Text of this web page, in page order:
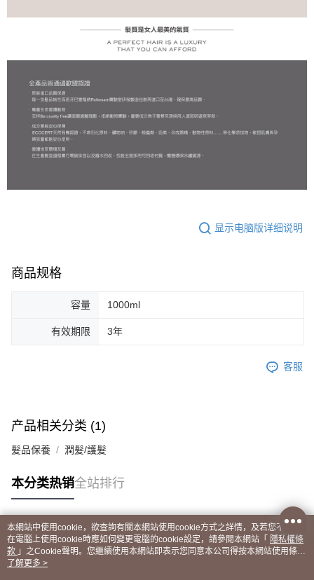
显示电脑版详细说明
商品规格
容量 1000ml
有效期限 3年
客服
产品相关分类 (1)
髮品保養 潤髮/護髮
本分类热销全站排行
热门标签
本網站中使用cookie，欲查詢有關本網站使用cookie方式之詳情，及若您不希望
在電腦上使用cookie時應如何變更電腦的cookie設定，請參閱本網站「 隱私權條
款 」之Cookie聲明。您繼續使用本網站即表示您同意本公司得按本網站使用條款
之Cookie聲明使用cookie。
了解更多 >